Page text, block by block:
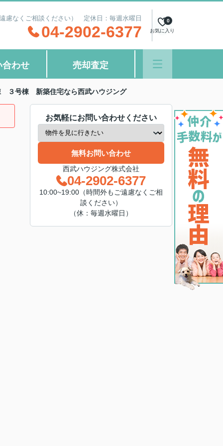
慮なくご相談ください） 定休日：毎週水曜日
04-2902-6377 お気に入り
0
合わせ 売却査定
３号棟 新築住宅なら西武ハウジング
お気軽にお問い合わせください
無料お問い合わせ
西武ハウジング株式会社
04-2902-6377
10:00~19:00（時間外もご遠慮なくご相
談ください）
（休：毎週水曜日）